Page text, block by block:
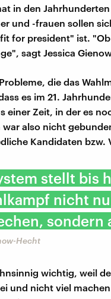
in den
und -frauen sollen
for president" ist.
sagt Jessica
die das
es im 21.
einer Zeit, in der es
war also nicht
Kandidaten bzw.
stellt bis
nicht
sondern
Hecht
wichtig, weil
und nicht viel